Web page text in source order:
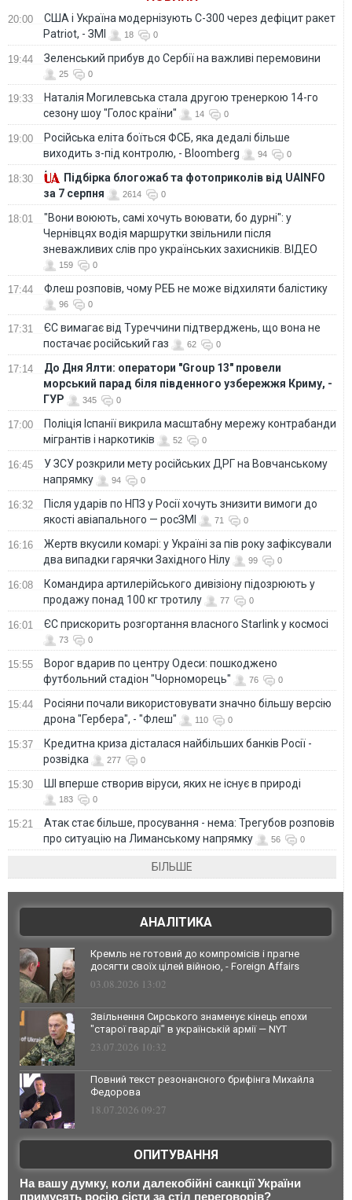
20:00
США і Україна модернізують С-300 через дефіцит ракет
Patriot, - ЗМІ
18 0
19:44 Зеленський прибув до Сербії на важливі перемовини
25 0
19:33
Наталія Могилевська стала другою тренеркою 14-го
сезону шоу "Голос країни"
14 0
19:00
Російська еліта боїться ФСБ, яка дедалі більше
виходить з-під контролю, - Bloomberg
94 0
18:30
Підбірка блогожаб та фотоприколів від UAINFO
за 7 серпня
2614 0
18:01
"Вони воюють, самі хочуть воювати, бо дурні": у
Чернівцях водія маршрутки звільнили після
зневажливих слів про українських захисників. ВІДЕО
159 0
17:44 Флеш розповів, чому РЕБ не може відхиляти балістику
96 0
17:31
ЄС вимагає від Туреччини підтверджень, що вона не
постачає російський газ
62 0
17:14
До Дня Ялти: оператори "Group 13" провели
морський парад біля південного узбережжя Криму, -
ГУР
345 0
17:00
Поліція Іспанії викрила масштабну мережу контрабанди
мігрантів і наркотиків
52 0
16:45
У ЗСУ розкрили мету російських ДРГ на Вовчанському
напрямку
94 0
16:32
Після ударів по НПЗ у Росії хочуть знизити вимоги до
якості авіапального — росЗМІ
71 0
16:16
Жертв вкусили комарі: у Україні за пів року зафіксували
два випадки гарячки Західного Нілу
99 0
16:08
Командира артилерійського дивізіону підозрюють у
продажу понад 100 кг тротилу
77 0
16:01 ЄС прискорить розгортання власного Starlink у космосі
73 0
15:55
Ворог вдарив по центру Одеси: пошкоджено
футбольний стадіон "Чорноморець"
76 0
15:44
Росіяни почали використовувати значно більшу версію
дрона "Гербера", - "Флеш"
110 0
15:37
Кредитна криза дісталася найбільших банків Росії -
розвідка
277 0
15:30 ШІ вперше створив віруси, яких не існує в природі
183 0
15:21
Атак стає більше, просування - нема: Трегубов розповів
про ситуацію на Лиманському напрямку
56 0
БІЛЬШЕ
АНАЛІТИКА
Кремль не готовий до компромісів і прагне
досягти своїх цілей війною, - Foreign Affairs
03.08.2026 13:02
Звільнення Сирського знаменує кінець епохи
"старої гвардії" в українській армії — NYT
23.07.2026 10:32
Повний текст резонансного брифінга Михайла
Федорова
18.07.2026 09:27
ОПИТУВАННЯ
На вашу думку, коли далекобійні санкції України
примусять росію сісти за стіл переговорів?